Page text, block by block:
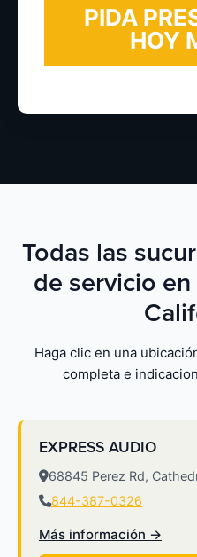
Todas las
de servicio
Haga clic en una
completa e
EXPRESS AUDIO
68845 Perez Rd,
844-387-0326
Más información →